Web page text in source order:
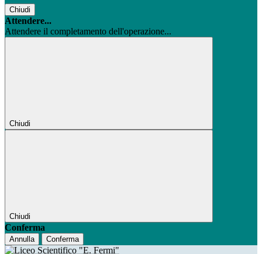
Chiudi
Attendere...
Attendere il completamento dell'operazione...
Chiudi
Chiudi
Conferma
Annulla Conferma